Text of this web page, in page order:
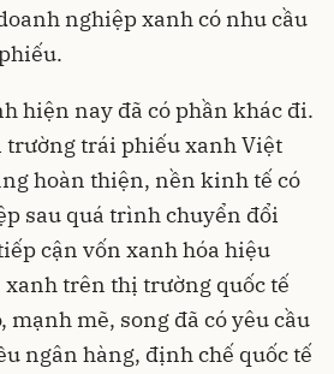
nghiệp xanh có nhu cầu
hiện nay đã có phần khác đi.
trường trái phiếu xanh Việt
hoàn thiện, nền kinh tế có
sau quá trình chuyển đổi
cận vốn xanh hóa hiệu
trên thị trường quốc tế
mạnh mẽ, song đã có yêu cầu
ngân hàng, định chế quốc tế